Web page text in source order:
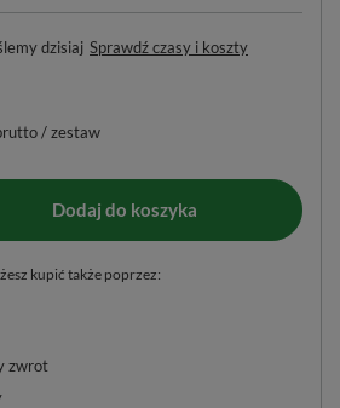
zwrot
dzisiaj Sprawdź czasy i koszty
/zestaw
Dodaj do koszyka
kupić także poprzez: